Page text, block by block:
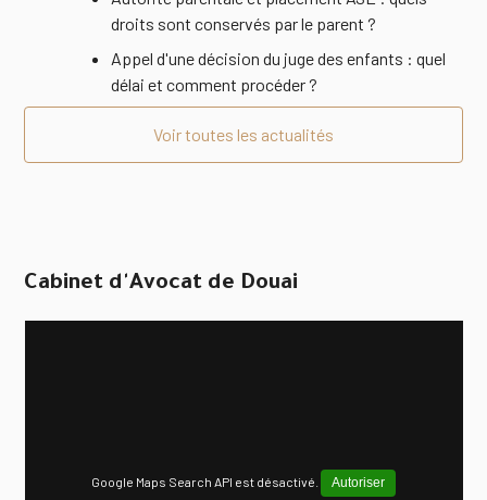
droits sont conservés par le parent ?
Appel d'une décision du juge des enfants : quel
délai et comment procéder ?
Voir toutes les actualités
Cabinet d'Avocat de Douai
Google Maps Search API est désactivé. Autoriser